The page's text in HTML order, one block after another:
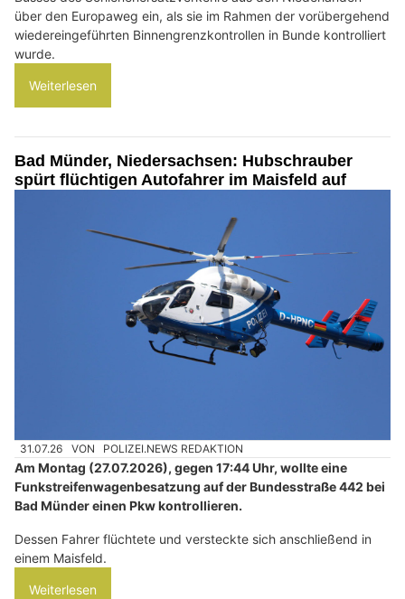
über den Europaweg ein, als sie im Rahmen der vorübergehend
wiedereingeführten Binnengrenzkontrollen in Bunde kontrolliert
wurde.
Weiterlesen
Bad Münder, Niedersachsen: Hubschrauber
spürt flüchtigen Autofahrer im Maisfeld auf
31.07.26 VON POLIZEI.NEWS REDAKTION
Am Montag (27.07.2026), gegen 17:44 Uhr, wollte eine
Funkstreifenwagenbesatzung auf der Bundesstraße 442 bei
Bad Münder einen Pkw kontrollieren.
Dessen Fahrer flüchtete und versteckte sich anschließend in
einem Maisfeld.
Weiterlesen